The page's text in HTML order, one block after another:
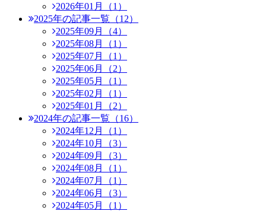
2026年01月（1）
2025年の記事一覧（12）
2025年09月（4）
2025年08月（1）
2025年07月（1）
2025年06月（2）
2025年05月（1）
2025年02月（1）
2025年01月（2）
2024年の記事一覧（16）
2024年12月（1）
2024年10月（3）
2024年09月（3）
2024年08月（1）
2024年07月（1）
2024年06月（3）
2024年05月（1）